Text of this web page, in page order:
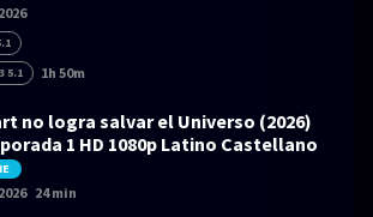
2026
5.1
1h 50m
no logra salvar el Universo (2026)
1 HD 1080p Latino Castellano
2026 24 min